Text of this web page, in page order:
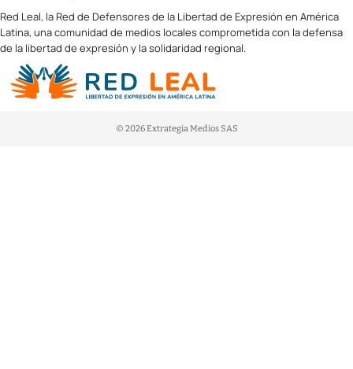
Red Leal, la Red de Defensores de la Libertad de Expresión en América
Latina, una comunidad de medios locales comprometida con la defensa
de la libertad de expresión y la solidaridad regional.
© 2026 Extrategia Medios SAS